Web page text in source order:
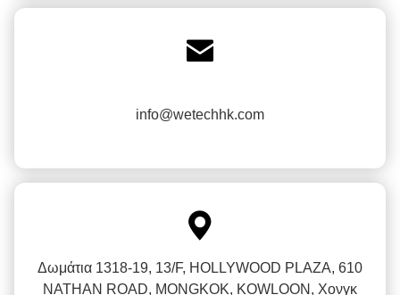

info@wetechhk.com

Δωμάτια 1318-19, 13/F, HOLLYWOOD PLAZA, 610
NATHAN ROAD, MONGKOK, KOWLOON, Χονγκ